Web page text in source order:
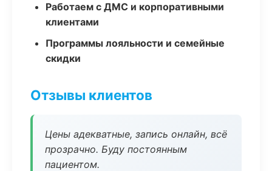
Работаем с ДМС и корпоративными
клиентами
Программы лояльности и семейные
скидки
Отзывы клиентов
Цены адекватные, запись онлайн, всё
прозрачно. Буду постоянным
пациентом.